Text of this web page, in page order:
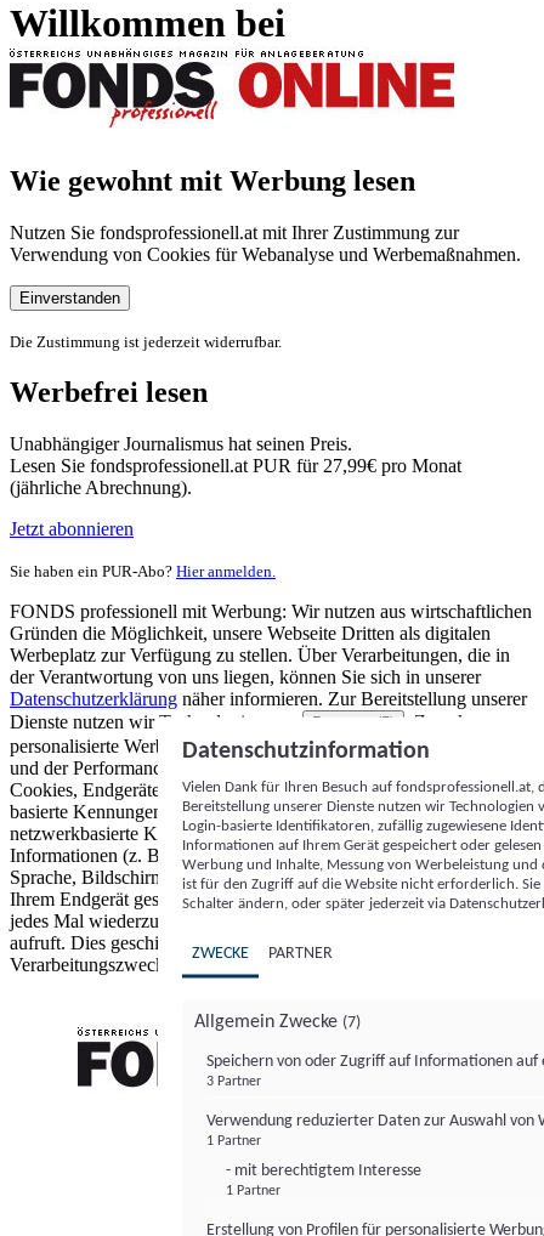
Willkommen bei
Wie gewohnt mit Werbung lesen
Nutzen Sie fondsprofessionell.at mit Ihrer Zustimmung zur
Verwendung von Cookies für Webanalyse und Werbemaßnahmen.
Einverstanden
Die Zustimmung ist jederzeit widerrufbar.
Werbefrei lesen
Unabhängiger Journalismus hat seinen Preis.
Lesen Sie fondsprofessionell.at PUR für 27,99€ pro Monat
(jährliche Abrechnung).
Jetzt abonnieren
Sie haben ein PUR-Abo? Hier anmelden.
FONDS professionell mit Werbung: Wir nutzen aus wirtschaftlichen
Gründen die Möglichkeit, unsere Webseite Dritten als digitalen
Werbeplatz zur Verfügung zu stellen. Über Verarbeitungen, die in
der Verantwortung von uns liegen, können Sie sich in unserer
Datenschutzerklärung näher informieren. Zur Bereitstellung unserer
Dienste nutzen wir Technologien von
Partnern (5)
. Zwecke:
personalisierte Werbung und Inhalte, Messung von Werbeleistung
und der Performance von Inhalten sowie Zielgruppenforschung.
Cookies, Endgeräte- oder ähnliche Online-Kennungen (z. B. login-
basierte Kennungen, zufällig generierte Kennungen,
netzwerkbasierte Kennungen) können zusammen mit anderen
Informationen (z. B. Browsertyp und Browserinformationen,
Sprache, Bildschirmgröße, unterstützte Technologien usw.) auf
Ihrem Endgerät gespeichert oder von dort ausgelesen werden, um es
jedes Mal wiederzuerkennen, wenn es eine App oder einer Webseite
aufruft. Dies geschieht für einen oder mehrere der hier aufgeführten
Verarbeitungszwecke.
Datenschutzinformation
Vielen Dank für Ihren Besuch auf
Bereitstellung unserer Dienste nutzen wir Technologien
Login-basierte Identifikatoren, zufällig zugewiesene
Informationen auf Ihrem Gerät gespeichert oder
Werbung und Inhalte, Messung von Werbeleistung
ist für den Zugriff auf die Website nicht erforderlich.
Schalter ändern, oder später jederzeit via
ZWECKE PARTNER
Allgemein Zwecke (7)
Speichern von oder Zugriff auf Informationen auf
3 Partner
Verwendung reduzierter Daten zur Auswahl von
1 Partner
- mit berechtigtem Interesse
1 Partner
Erstellung von Profilen für personalisierte
FONDS professionell